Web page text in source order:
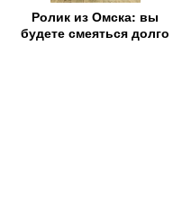
Ролик из Омска: вы
будете смеяться долго